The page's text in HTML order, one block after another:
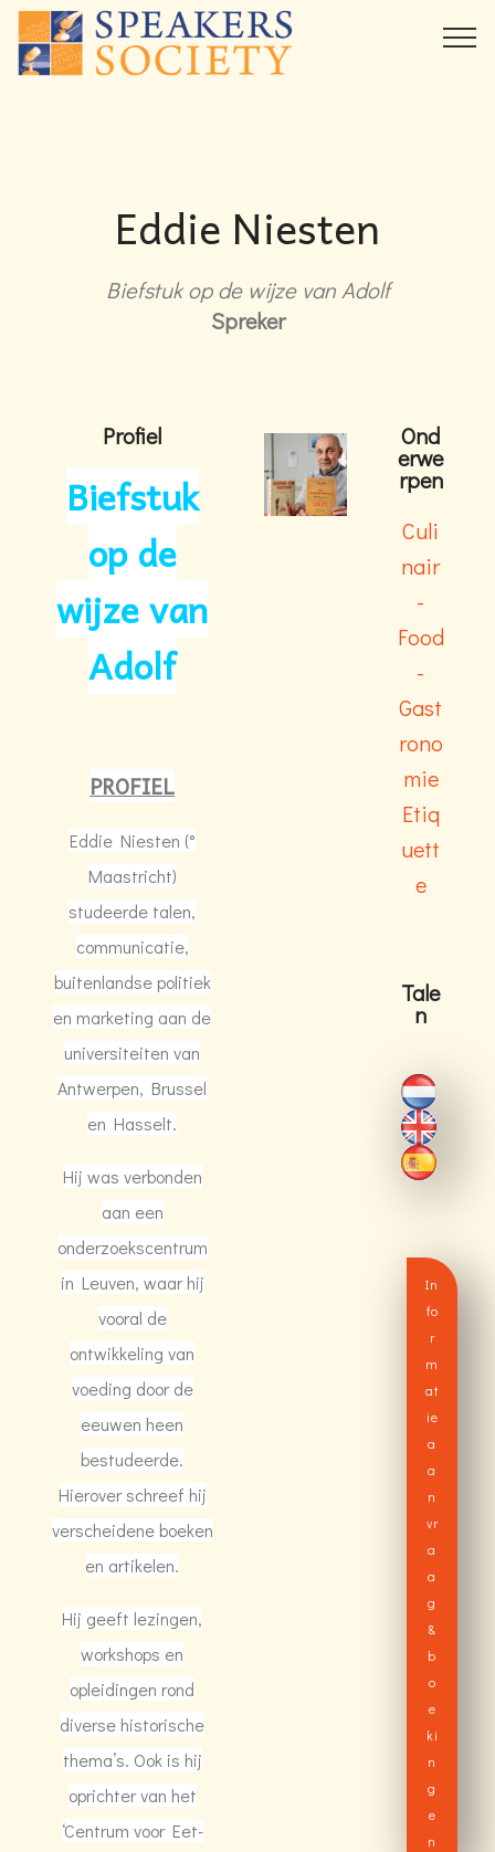
Eddie Niesten
Biefstuk op de wijze van Adolf
Spreker
Profiel
Biefstuk
op de
wijze van
Adolf
PROFIEL
Eddie Niesten (°
Maastricht)
studeerde talen,
communicatie,
buitenlandse politiek
en marketing aan de
universiteiten van
Antwerpen, Brussel
en Hasselt.
Hij was verbonden
aan een
onderzoekscentrum
in Leuven, waar hij
vooral de
ontwikkeling van
voeding door de
eeuwen heen
bestudeerde.
Hierover schreef hij
verscheidene boeken
en artikelen.
Hij geeft lezingen,
workshops en
opleidingen rond
diverse historische
thema’s. Ook is hij
oprichter van het
‘Centrum voor Eet-
Ond
erwe
rpen
Culi
nair
-
Food
-
Gast
rono
mie
Etiq
uett
e
Tale
n
In
fo
r
m
at
ie
a
a
n
vr
a
a
g
&
b
o
e
ki
n
g
e
n